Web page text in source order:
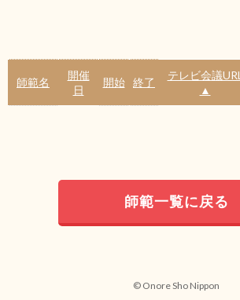
師範名
開催
日
開始 終了
テレビ会議URL
▲
師範一覧に戻る
© Onore Sho Nippon